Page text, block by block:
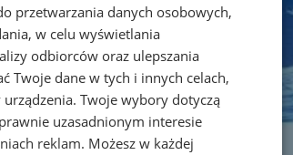
przetwarzania danych osobowych,
w celu wyświetlania
odbiorców oraz ulepszania
Twoje dane w tych i innych celach,
Twoje wybory dotyczą
uzasadnionym interesie
reklam. Możesz w każdej